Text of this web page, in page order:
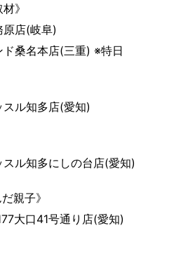
》
原店(岐阜)
ド桑名本店(三重) ※特日
スル知多店(愛知)
スル知多にしの台店(愛知)
親子》
大口41号通り店(愛知)